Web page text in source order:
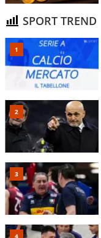
SPORT TREND